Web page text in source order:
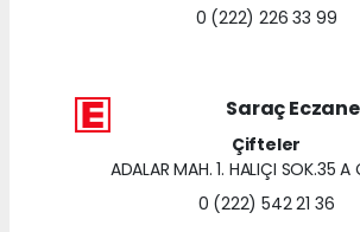
0 (222) 226 33 99
Saraç
Çifteler
ADALAR MAH. 1. HALIÇI SOK.35 A
0 (222) 542 21 36